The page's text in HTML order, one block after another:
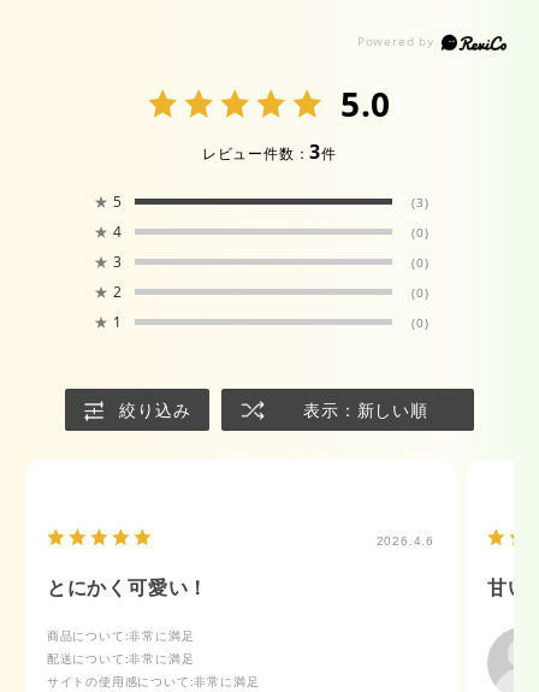
5.0
レビュー件数：3件
★ 5 (3)
★ 4 (0)
★ 3 (0)
★ 2 (0)
★ 1 (0)
絞り込み 表示：新しい順
2026.4.6
とにかく可愛い！
商品について :非常に満足
配送について :非常に満足
サイトの使用感について :非常に満足
甘い